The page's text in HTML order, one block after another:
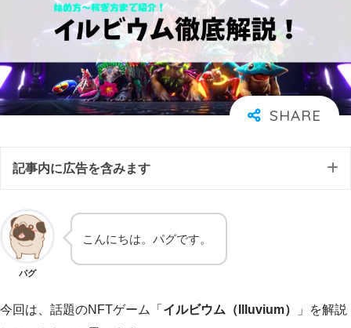
記事内に広告を含みます
パグ
こんにちは。パグです。
今回は、話題のNFTゲーム「 イルビウム（Illuvium）
」を解説